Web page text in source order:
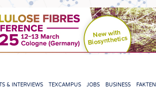
& INTERVIEWS TEXCAMPUS JOBS BUSINESS FAKTEN